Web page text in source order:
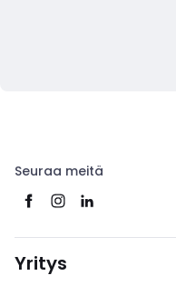
Seuraa meitä
Yritys